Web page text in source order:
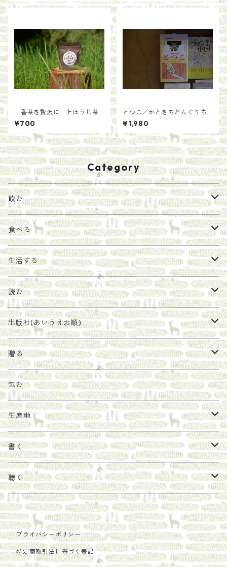
一番茶を贅沢に 上ほうじ茶
【手土産用パッケージ40g】
¥700
とつこ／かときちどんぐりち
ゃん
¥1,980
Category
飲む
お茶
エキス
珈琲豆
太山寺珈琲焙煎室
食べる
ジャム
うめぼし
塩
オリーブオイル
その他
マスコバド糖
しょうがパウダー
野菜・果物
新しょうが
レモン
生活する
エコラップ
石けん
ヘチマたわし
陶器
馬目隆宏
絵
タンブラー
読む
刊行から時間が経ったけれど、長く売り続けたい一冊
贈り物に勧めたい絵本
紀伊半島ブックマルシェ関連本
らくだ舎出帆室の参考本など
新刊では販売しづらくなった本を巡らせて
古本や自由価格本から探す
出版社(あいうえお順)
らくだ舎出帆室
リトルプレス
mario books
タイドラー
Sakumag
地下BOOKS
疋田千里
PHILOSOPHIA
海外出版社
古本
あ行
明石書店
赤々舎
亜紀書房
か行
偕成社
さ行
贈る
包装
ギフトセット
カレンダー
カップ
ステッカー
包む
生産地
色川
そこそこ農園
農家民泊JUGEM
だものみち
安田農園
フィリピン
パレスチナ
インドネシア
書く
カムワッカ
らくだ舎
ポストカード
聴く
里
COLECTIVO ALTEPE
プライバシーポリシー
特定商取引法に基づく表記